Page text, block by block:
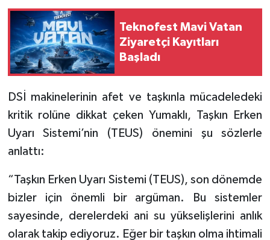
Teknofest Mavi Vatan
Ziyaretçi Kayıtları
Başladı
DSİ makinelerinin afet ve taşkınla mücadeledeki
kritik rolüne dikkat çeken Yumaklı, Taşkın Erken
Uyarı Sistemi’nin (TEUS) önemini şu sözlerle
anlattı:
“Taşkın Erken Uyarı Sistemi (TEUS), son dönemde
bizler için önemli bir argüman. Bu sistemler
sayesinde, derelerdeki ani su yükselişlerini anlık
olarak takip ediyoruz. Eğer bir taşkın olma ihtimali